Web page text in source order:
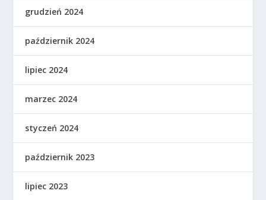
grudzień 2024
październik 2024
lipiec 2024
marzec 2024
styczeń 2024
październik 2023
lipiec 2023